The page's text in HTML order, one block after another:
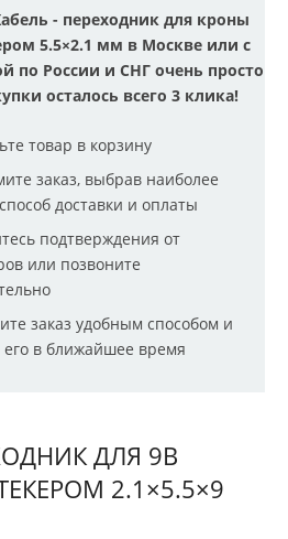
- переходник для кроны
5.5×2.1 мм в Москве или с
по России и СНГ очень просто
осталось всего 3 клика!
товар в корзину
заказ, выбрав наиболее
доставки и оплаты
подтверждения от
или позвоните
заказ удобным способом и
его в ближайшее время
ДЛЯ 9В
2.1×5.5×9